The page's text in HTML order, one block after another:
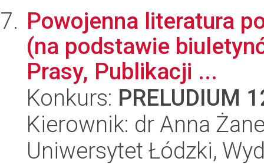
Powojenna literatura
(na podstawie
Prasy, Publikacji ...
Konkurs: PRELUDIUM
Kierownik: dr Anna
Uniwersytet Łódzki,